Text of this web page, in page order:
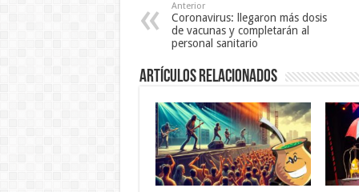
Anterior
Coronavirus: llegaron más dosis
de vacunas y completarán al
personal sanitario
Artículos Relacionados